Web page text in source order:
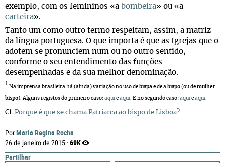
PorMaria Regina Rocha
26 de janeiro de 2015 ·69K
Partilhar
exemplo, com os femininos «a bombeira» ou «a
carteira».
Tanto um como outro termo respeitam, assim, a matriz
da língua portuguesa. O que importa é que as Igrejas que o
adotem se pronunciem num ou no outro sentido,
conforme o seu entendimento das funções
desempenhadas e da sua melhor denominação.
1 Na imprensa brasileira há (ainda) variação no uso de bispa e de a bispo (ou de mulher
bispo). Alguns registos do primeiro caso: aqui e aqui. E no segundo caso: aqui e aqui.
Cf. Porque é que se chama Patriarca ao bispo de Lisboa?